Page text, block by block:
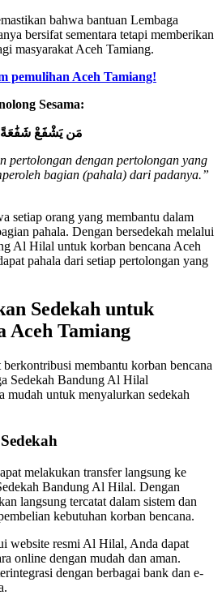
bahwa bantuan Lembaga
bersifat sementara tetapi memberikan
masyarakat Aceh Tamiang.
pemulihan Aceh Tamiang!
Sesama:
مَن يَشْفَعْ شَفَٰعَةً
pertolongan dengan pertolongan yang
bagian (pahala) dari padanya.”
setiap orang yang membantu dalam
pahala. Dengan bersedekah melalui
Al Hilal untuk korban bencana Aceh
pahala dari setiap pertolongan yang
Sedekah untuk
Aceh Tamiang
membantu korban bencana
Sedekah Bandung Al Hilal
mudah untuk menyalurkan sedekah
melakukan transfer langsung ke
Bandung Al Hilal. Dengan
langsung tercatat dalam sistem dan
kebutuhan korban bencana.
website resmi Al Hilal, Anda dapat
online dengan mudah dan aman.
dengan berbagai bank dan e-